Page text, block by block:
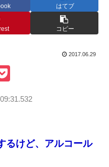
はてブ
コピー
2017.06.29
ck
るけど、アルコール